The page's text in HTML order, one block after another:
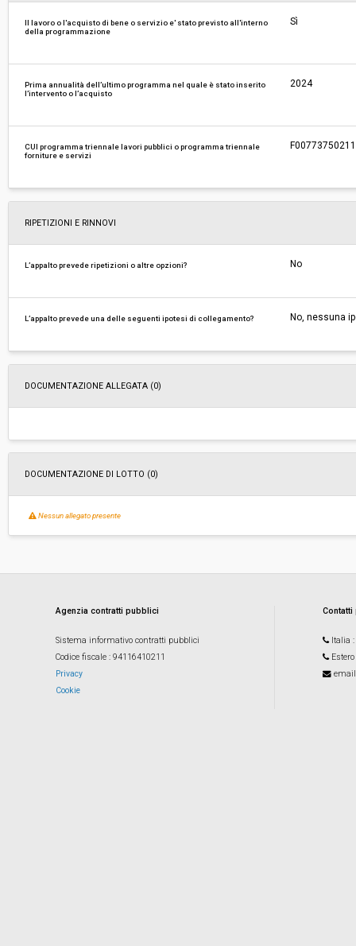
Il lavoro o l'acquisto di bene o servizio e' stato previsto all'interno
della programmazione
Sì
Prima annualità dell’ultimo programma nel quale è stato inserito
l’intervento o l’acquisto
2024
CUI programma triennale lavori pubblici o programma triennale
forniture e servizi
RIPETIZIONI E RINNOVI
L’appalto prevede ripetizioni o altre opzioni? No
L’appalto prevede una delle seguenti ipotesi di collegamento? No, nessuna
DOCUMENTAZIONE ALLEGATA (0)
DOCUMENTAZIONE DI LOTTO (0)
Nessun allegato presente
Agenzia contratti pubblici
Sistema informativo contratti pubblici
Codice fiscale : 94116410211
Privacy
Cookie
Italia
Estero
email